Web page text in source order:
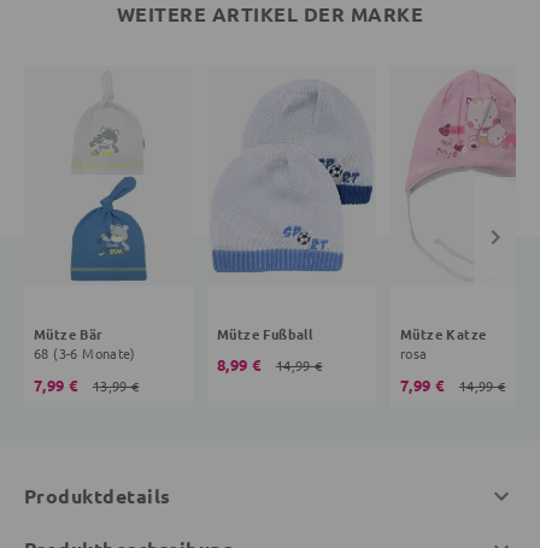
WEITERE ARTIKEL DER MARKE
Mütze Bär
68 (3-6 Monate)
7,99 € 13,99 €
Mütze Fußball
8,99 € 14,99 €
Mütze Katze
rosa
7,99 € 14,99 €
Produktdetails